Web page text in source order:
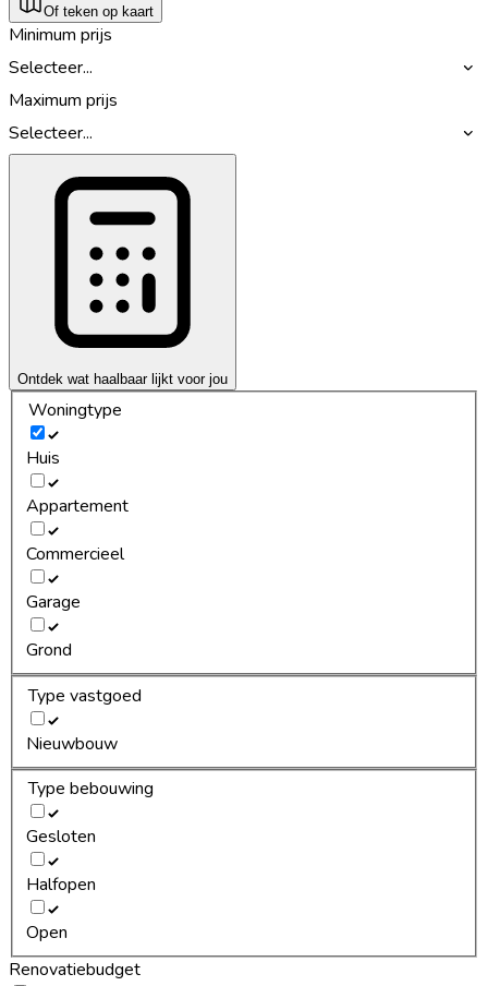
Of teken op kaart
Minimum prijs
Selecteer...
Maximum prijs
Selecteer...
Ontdek wat haalbaar lijkt voor jou
Woningtype
Huis
Appartement
Commercieel
Garage
Grond
Type vastgoed
Nieuwbouw
Type bebouwing
Gesloten
Halfopen
Open
Renovatiebudget